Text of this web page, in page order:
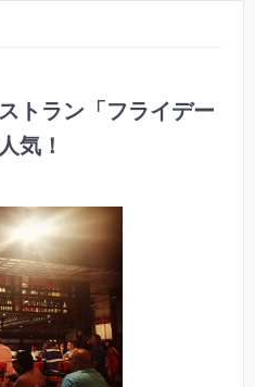
トラン「フライデー
気！